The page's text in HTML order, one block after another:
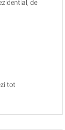
de
tot